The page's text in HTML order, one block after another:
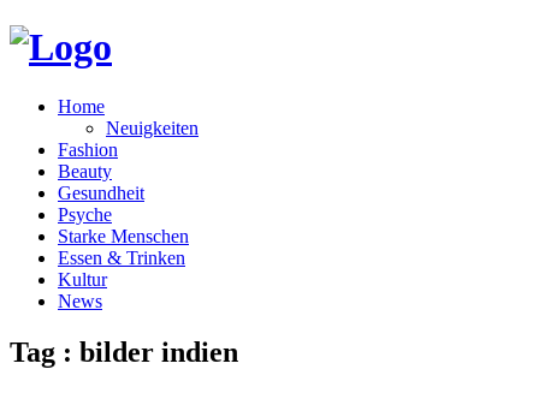
Home
Neuigkeiten
Fashion
Beauty
Gesundheit
Psyche
Starke Menschen
Essen & Trinken
Kultur
News
Tag : bilder indien